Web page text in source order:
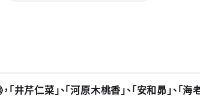
芹仁菜」、「河原木桃香」、「安和昴」、「